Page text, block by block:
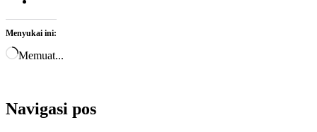
Menyukai ini:
Memuat...
Navigasi pos